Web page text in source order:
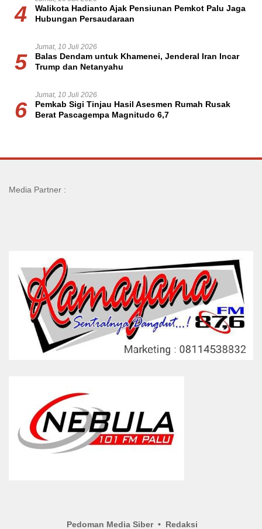
4
Walikota Hadianto Ajak Pensiunan Pemkot Palu Jaga
Hubungan Persaudaraan
5
Jumat, 10 Juli 2026
Balas Dendam untuk Khamenei, Jenderal Iran Incar
Trump dan Netanyahu
6
Jumat, 10 Juli 2026
Pemkab Sigi Tinjau Hasil Asesmen Rumah Rusak
Berat Pascagempa Magnitudo 6,7
Media Partner :
Pedoman Media Siber Redaksi